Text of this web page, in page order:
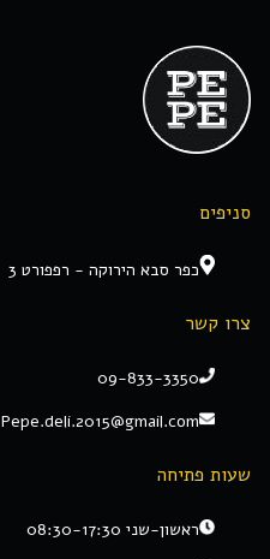
סניפים
כפר סבא הירוקה - רפפורט 3
צרו קשר
09-833-3350
Pepe.deli.2015@gmail.com
שעות פתיחה
ראשון-שני 08:30-17:30